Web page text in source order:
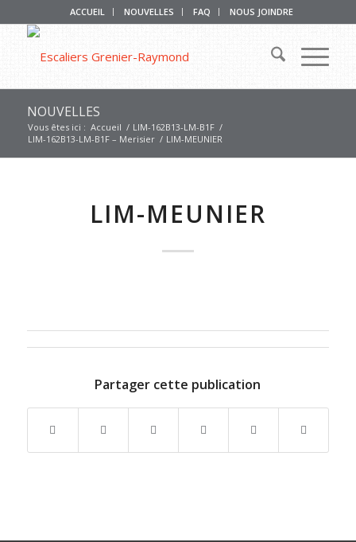
ACCUEIL NOUVELLES FAQ NOUS JOINDRE
NOUVELLES
Vous êtes ici : Accueil / LIM-162B13-LM-B1F /
LIM-162B13-LM-B1F – Merisier / LIM-MEUNIER
LIM-MEUNIER
Partager cette publication